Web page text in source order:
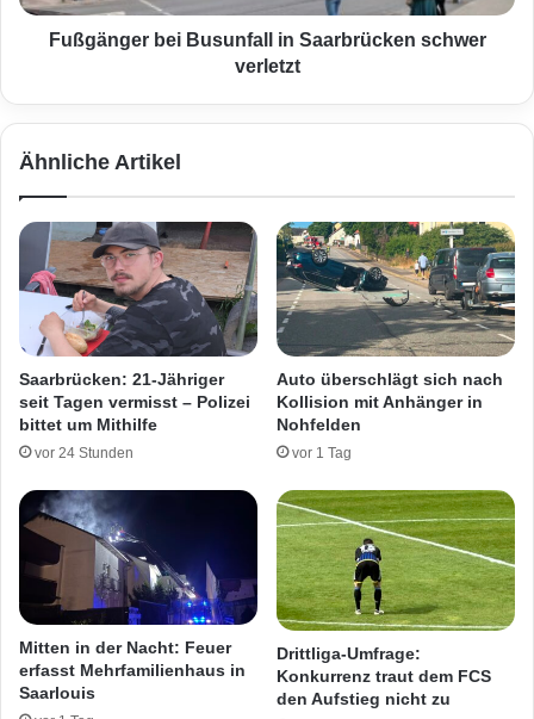
l
R
e
-
s
a
t
i
S
a
a
s
a
r
s
f
l
i
S
a
b
e
n
s
c
h
Fußgänger bei Busunfall in Saarbrücken schwer
verletzt
Ähnliche Artikel
Saarbrücken: 21-Jähriger
seit Tagen vermisst – Polizei
bittet um Mithilfe
vor 24 Stunden
Auto überschlägt sich nach
Kollision mit Anhänger in
Nohfelden
vor 1 Tag
Mitten in der Nacht: Feuer
erfasst Mehrfamilienhaus in
Saarlouis
Drittliga-Umfrage:
Konkurrenz traut dem FCS
den Aufstieg nicht zu